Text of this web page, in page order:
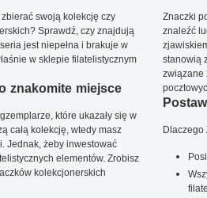
swoją kolekcję czy
Sprawdź, czy znajdują
jest niepełna i brakuje w
w sklepie filatelistycznym
znakomite miejsce
które ukazały się w
całą kolekcję, wtedy masz
Jednak, żeby inwestować
elementów. Zrobisz
kolekcjonerskich
Znaczki
znaleźć
stanowią
związane
Dlaczego